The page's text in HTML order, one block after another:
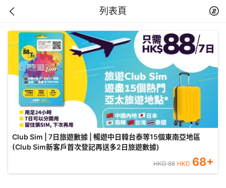
列表頁
Club Sim | 7日旅遊數據 | 暢遊中日韓台泰等15個東南亞地區
(Club Sim新客戶首次登記再送多2日旅遊數據)
HKD88 HKD 68+